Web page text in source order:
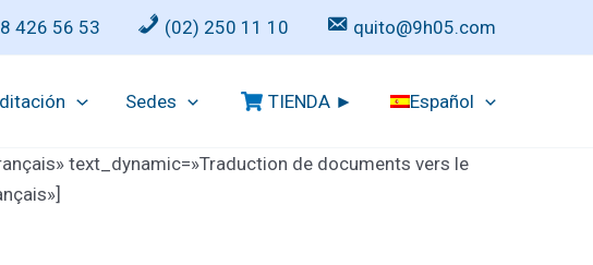
426 56 53 (02) 250 11 10 quito@9h05.com
Sedes TIENDA ► Español
text_dynamic=»Traduction de documents vers le